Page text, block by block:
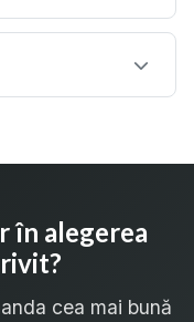
în alegerea
cea mai bună